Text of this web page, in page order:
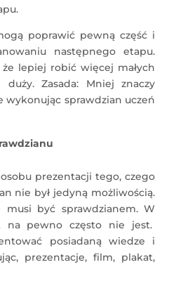
poprawić pewną część i
następnego etapu.
lepiej robić więcej małych
Zasada: Mniej znaczy
wykonując sprawdzian uczeń
prezentacji tego, czego
nie był jedyną możliwością.
musi być sprawdzianem. W
na pewno często nie jest.
posiadaną wiedze i
prezentacje, film, plakat,